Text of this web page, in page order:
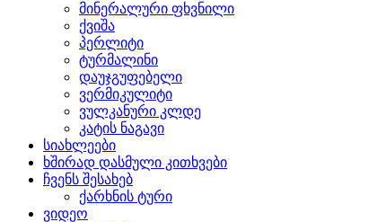
მინერალური ფხვნილი
ქვიშა
პერლიტი
ტურმალინი
დაუჯგუფებელი
ვერმიკულიტი
ვულკანური კლდე
კატის ნაგავი
სიახლეები
ხშირად დასმული კითხვები
ჩვენს შესახებ
ქარხნის ტური
ვიდეო